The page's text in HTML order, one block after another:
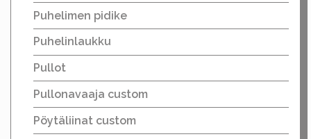
Puhelimen pidike
Puhelinlaukku
Pullot
Pullonavaaja custom
Pöytäliinat custom